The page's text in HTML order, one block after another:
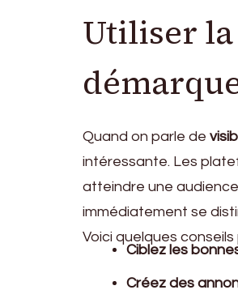
Utiliser
Quand on parle de
intéressante. Les
atteindre une
immédiatement se
Voici quelques
Ciblez les
Créez des